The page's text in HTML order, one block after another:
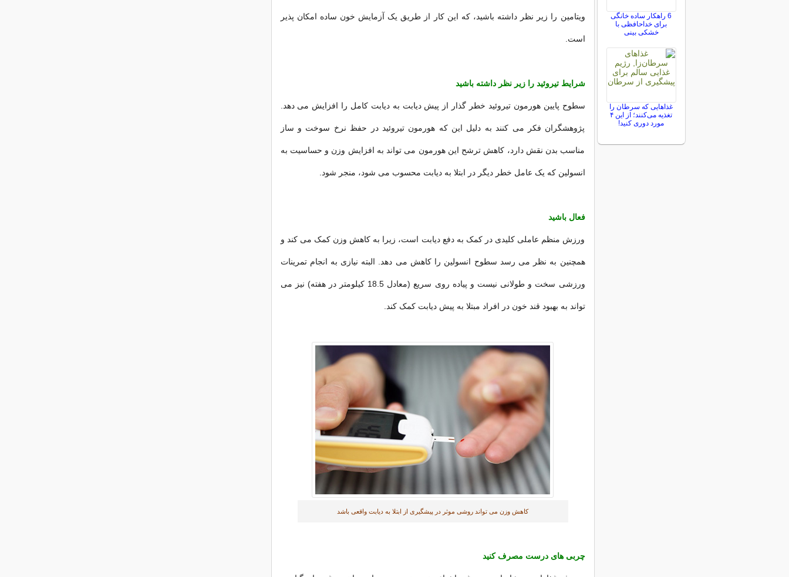
ویتامین را زیر نظر داشته باشید، که این کار از طریق یک آزمایش خون ساده امکان پذیر
است.
شرایط تیروئید را زیر نظر داشته باشید
سطوح پایین هورمون تیروئید خطر گذار از پیش دیابت به دیابت کامل را افزایش می دهد.
پژوهشگران فکر می کنند به دلیل این که هورمون تیروئید در حفظ نرخ سوخت و ساز
مناسب بدن نقش دارد، کاهش ترشح این هورمون می تواند به افزایش وزن و حساسیت به
انسولین که یک عامل خطر دیگر در ابتلا به دیابت محسوب می شود، منجر شود.
فعال باشید
ورزش منظم عاملی کلیدی در کمک به دفع دیابت است، زیرا به کاهش وزن کمک می کند و
همچنین به نظر می رسد سطوح انسولین را کاهش می دهد. البته نیازی به انجام تمرینات
ورزشی سخت و طولانی نیست و پیاده روی سریع (معادل 18.5 کیلومتر در هفته) نیز می
تواند به بهبود قند خون در افراد مبتلا به پیش دیابت کمک کند.
کاهش وزن می تواند روشی موثر در پیشگیری از ابتلا به دیابت واقعی باشد
چربی های درست مصرف کنید
6 راهکار ساده خانگی
برای خداحافظی با
خشکی بینی
غذاهایی که سرطان را
تغذیه می‌کنند؛ از این ۴
مورد دوری کنید!